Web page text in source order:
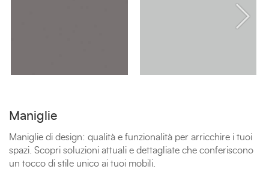
Maniglie
Maniglie di design: qualità e funzionalità per arricchire i tuoi
spazi. Scopri soluzioni attuali e dettagliate che conferiscono
un tocco di stile unico ai tuoi mobili.